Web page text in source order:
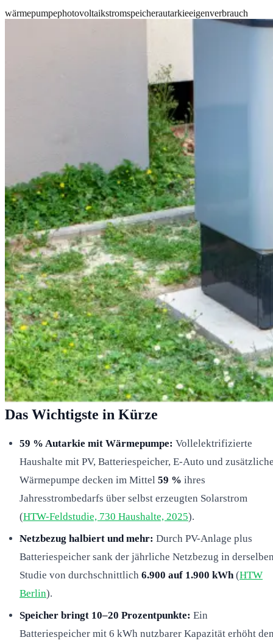
wärmepumpephotovoltaikstromspeicherautarkieeigenverbrauch
Das Wichtigste in Kürze
59 % Autarkie mit Wärmepumpe: Vollelektrifizierte
Haushalte mit PV, Batteriespeicher, E-Auto und
Wärmepumpe decken im Mittel 59 % ihres
Jahresstrombedarfs über selbst erzeugten Solarstrom
(HTW-Feldstudie, 730 Haushalte, 2025).
Netzbezug halbiert und mehr: Durch PV-Anlage plus
Batteriespeicher sank der jährliche Netzbezug in
Studie von durchschnittlich 6.900 auf 1.900 kWh(HTW
Berlin).
Speicher bringt 10–20 Prozentpunkte: Ein
Batteriespeicher mit 6 kWh nutzbarer Kapazität erhöht